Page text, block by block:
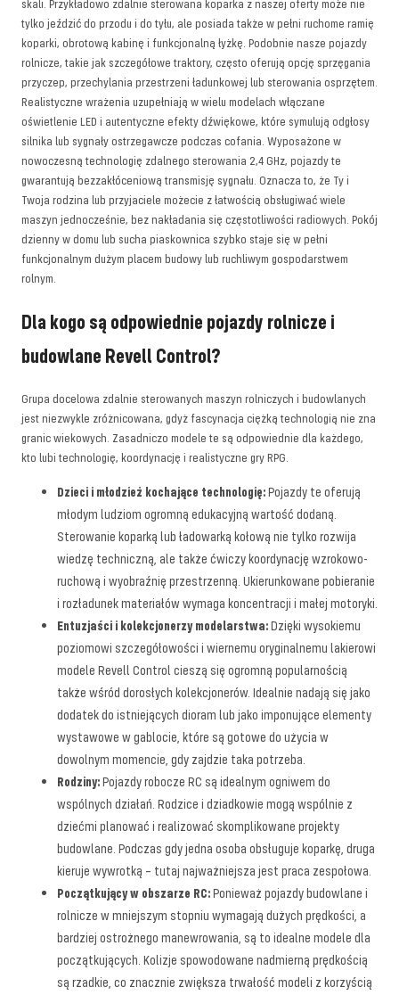
skali. Przykładowo zdalnie sterowana koparka z naszej oferty może nie
tylko jeździć do przodu i do tyłu, ale posiada także w pełni ruchome ramię
koparki, obrotową kabinę i funkcjonalną łyżkę. Podobnie nasze pojazdy
rolnicze, takie jak szczegółowe traktory, często oferują opcję sprzęgania
przyczep, przechylania przestrzeni ładunkowej lub sterowania osprzętem.
Realistyczne wrażenia uzupełniają w wielu modelach włączane
oświetlenie LED i autentyczne efekty dźwiękowe, które symulują odgłosy
silnika lub sygnały ostrzegawcze podczas cofania. Wyposażone w
nowoczesną technologię zdalnego sterowania 2,4 GHz, pojazdy te
gwarantują bezzakłóceniową transmisję sygnału. Oznacza to, że Ty i
Twoja rodzina lub przyjaciele możecie z łatwością obsługiwać wiele
maszyn jednocześnie, bez nakładania się częstotliwości radiowych. Pokój
dzienny w domu lub sucha piaskownica szybko staje się w pełni
funkcjonalnym dużym placem budowy lub ruchliwym gospodarstwem
rolnym.
Dla kogo są odpowiednie pojazdy rolnicze i
budowlane Revell Control?
Grupa docelowa zdalnie sterowanych maszyn rolniczych i budowlanych
jest niezwykle zróżnicowana, gdyż fascynacja ciężką technologią nie zna
granic wiekowych. Zasadniczo modele te są odpowiednie dla każdego,
kto lubi technologię, koordynację i realistyczne gry RPG.
Dzieci i młodzież kochające technologię:Pojazdy te oferują
młodym ludziom ogromną edukacyjną wartość dodaną.
Sterowanie koparką lub ładowarką kołową nie tylko rozwija
wiedzę techniczną, ale także ćwiczy koordynację wzrokowo-
ruchową i wyobraźnię przestrzenną. Ukierunkowane pobieranie
i rozładunek materiałów wymaga koncentracji i małej motoryki.
Entuzjaści i kolekcjonerzy modelarstwa:Dzięki wysokiemu
poziomowi szczegółowości i wiernemu oryginalnemu lakierowi
modele Revell Control cieszą się ogromną popularnością
także wśród dorosłych kolekcjonerów. Idealnie nadają się jako
dodatek do istniejących dioram lub jako imponujące elementy
wystawowe w gablocie, które są gotowe do użycia w
dowolnym momencie, gdy zajdzie taka potrzeba.
Rodziny:Pojazdy robocze RC są idealnym ogniwem do
wspólnych działań. Rodzice i dziadkowie mogą wspólnie z
dziećmi planować i realizować skomplikowane projekty
budowlane. Podczas gdy jedna osoba obsługuje koparkę, druga
kieruje wywrotką – tutaj najważniejsza jest praca zespołowa.
Początkujący w obszarze RC:Ponieważ pojazdy budowlane i
rolnicze w mniejszym stopniu wymagają dużych prędkości, a
bardziej ostrożnego manewrowania, są to idealne modele dla
początkujących. Kolizje spowodowane nadmierną prędkością
są rzadkie, co znacznie zwiększa trwałość modeli z korzyścią